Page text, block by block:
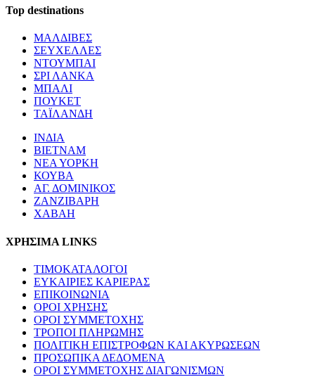
Top destinations
ΜΑΛΔΙΒΕΣ
ΣΕΥΧΕΛΛΕΣ
ΝΤΟΥΜΠΑΙ
ΣΡΙ ΛΑΝΚΑ
ΜΠΑΛΙ
ΠΟΥΚΕΤ
ΤΑΪΛΑΝΔΗ
ΙΝΔΙΑ
ΒΙΕΤΝΑΜ
ΝΕΑ ΥΟΡΚΗ
ΚΟΥΒΑ
ΑΓ. ΔΟΜΙΝΙΚΟΣ
ΖΑΝΖΙΒΑΡΗ
ΧΑΒΑΗ
ΧΡΗΣΙΜΑ LINKS
ΤΙΜΟΚΑΤΑΛΟΓΟΙ
ΕΥΚΑΙΡΙΕΣ ΚΑΡΙΕΡΑΣ
ΕΠΙΚΟΙΝΩΝΙΑ
ΟΡΟΙ ΧΡΗΣΗΣ
ΟΡΟΙ ΣΥΜΜΕΤΟΧΗΣ
ΤΡΟΠΟΙ ΠΛΗΡΩΜΗΣ
ΠΟΛΙΤΙΚΗ ΕΠΙΣΤΡΟΦΩΝ ΚΑΙ ΑΚΥΡΩΣΕΩΝ
ΠΡΟΣΩΠΙΚΑ ΔΕΔΟΜΕΝΑ
ΟΡΟΙ ΣΥΜΜΕΤΟΧΗΣ ΔΙΑΓΩΝΙΣΜΩΝ